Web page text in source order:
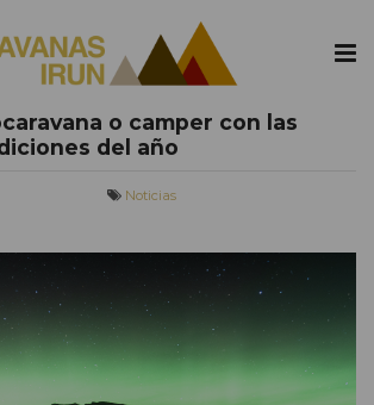
o camper con las
del año
Noticias